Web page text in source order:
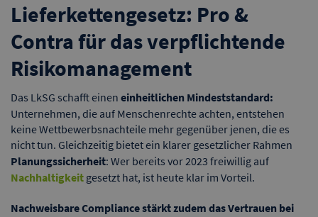
Lieferkettengesetz: Pro &
Contra für das verpflichtende
Risikomanagement
Das LkSG schafft einen einheitlichen Mindeststandard:
Unternehmen, die auf Menschenrechte achten, entstehen
keine Wettbewerbsnachteile mehr gegenüber jenen, die es
nicht tun. Gleichzeitig bietet ein klarer gesetzlicher Rahmen
Planungssicherheit: Wer bereits vor 2023 freiwillig auf
Nachhaltigkeit gesetzt hat, ist heute klar im Vorteil.
Nachweisbare Compliance stärkt zudem das Vertrauen bei